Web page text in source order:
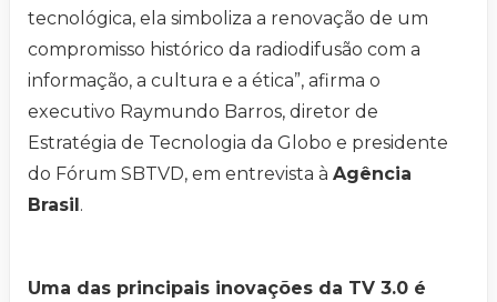
tecnológica, ela simboliza a renovação de um
compromisso histórico da radiodifusão com a
informação, a cultura e a ética”, afirma o
executivo Raymundo Barros, diretor de
Estratégia de Tecnologia da Globo e presidente
do Fórum SBTVD, em entrevista à Agência
Brasil .
Uma das principais inovações da TV 3.0 é